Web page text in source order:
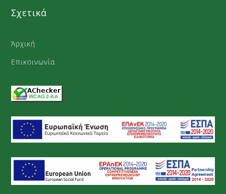
Σχετικά
Άρχική
Επικοινωνία